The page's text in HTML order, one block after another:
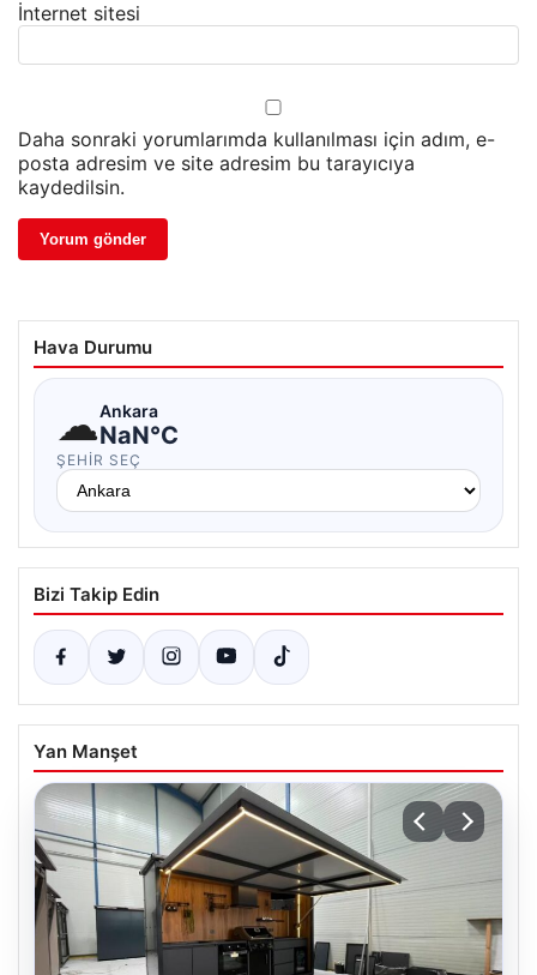
İnternet sitesi
Daha sonraki yorumlarımda kullanılması için adım, e-
posta adresim ve site adresim bu tarayıcıya
kaydedilsin.
Hava Durumu
☁Ankara
NaN°C
ŞEHIR SEÇ
Bizi Takip Edin
Yan Manşet